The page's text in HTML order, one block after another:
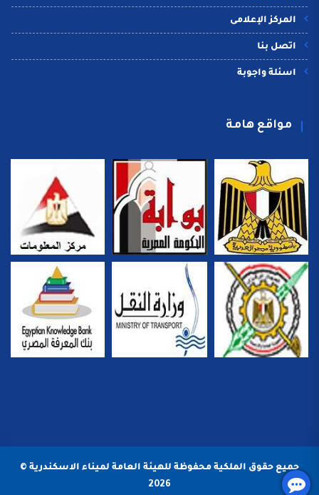
المركز الإعلامى
اتصل بنا
اسئلة واجوبة
مواقع هامة
جميع حقوق الملكية محفوظة للهيئة العامة لميناء الاسكندرية ©
2026